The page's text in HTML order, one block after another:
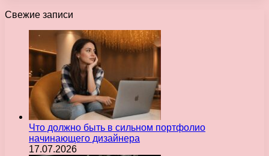
Свежие записи
Что должно быть в сильном портфолио
начинающего дизайнера
17.07.2026